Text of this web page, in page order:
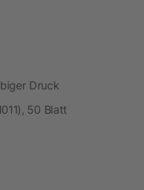
Druck
50 Blatt